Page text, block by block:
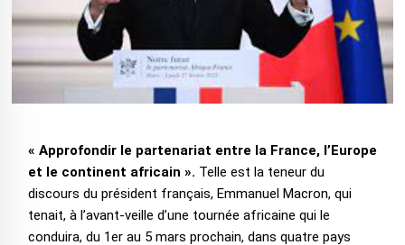
« Approfondir le partenariat entre la France, l’Europe
et le continent africain ». Telle est la teneur du
discours du président français, Emmanuel Macron, qui
tenait, à l’avant-veille d’une tournée africaine qui le
conduira, du 1er au 5 mars prochain, dans quatre pays